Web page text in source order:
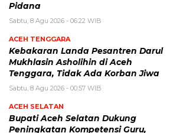
Pidana
Sabtu, 8 Agu 2026 - 06:22 WIB
ACEH TENGGARA
Kebakaran Landa Pesantren Darul
Mukhlasin Asholihin di Aceh
Tenggara, Tidak Ada Korban Jiwa
Sabtu, 8 Agu 2026 - 00:57 WIB
ACEH SELATAN
Bupati Aceh Selatan Dukung
Peningkatan Kompetensi Guru,